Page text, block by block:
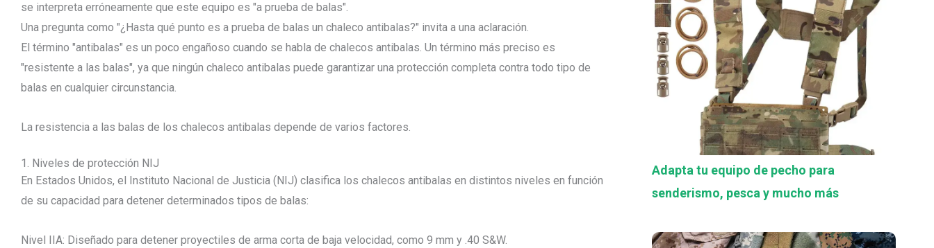
se interpreta erróneamente que este equipo es "a prueba de balas".
Una pregunta como "¿Hasta qué punto es a prueba de balas un chaleco antibalas?" invita a una aclaración.
El término "antibalas" es un poco engañoso cuando se habla de chalecos antibalas. Un término más preciso es
"resistente a las balas", ya que ningún chaleco antibalas puede garantizar una protección completa contra todo tipo de
balas en cualquier circunstancia.
La resistencia a las balas de los chalecos antibalas depende de varios factores.
1. Niveles de protección NIJ
En Estados Unidos, el Instituto Nacional de Justicia (NIJ) clasifica los chalecos antibalas en distintos niveles en función
de su capacidad para detener determinados tipos de balas:
Nivel IIA: Diseñado para detener proyectiles de arma corta de baja velocidad, como 9 mm y .40 S&W.
Adapta tu equipo de pecho para
senderismo, pesca y mucho más